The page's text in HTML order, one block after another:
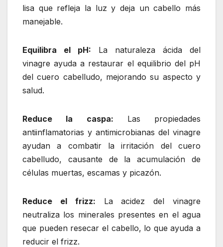
lisa que refleja la luz y deja un cabello más
manejable.
Equilibra el pH: La naturaleza ácida del
vinagre ayuda a restaurar el equilibrio del pH
del cuero cabelludo, mejorando su aspecto y
salud.
Reduce la caspa: Las propiedades
antiinflamatorias y antimicrobianas del vinagre
ayudan a combatir la irritación del cuero
cabelludo, causante de la acumulación de
células muertas, escamas y picazón.
Reduce el frizz: La acidez del vinagre
neutraliza los minerales presentes en el agua
que pueden resecar el cabello, lo que ayuda a
reducir el frizz.